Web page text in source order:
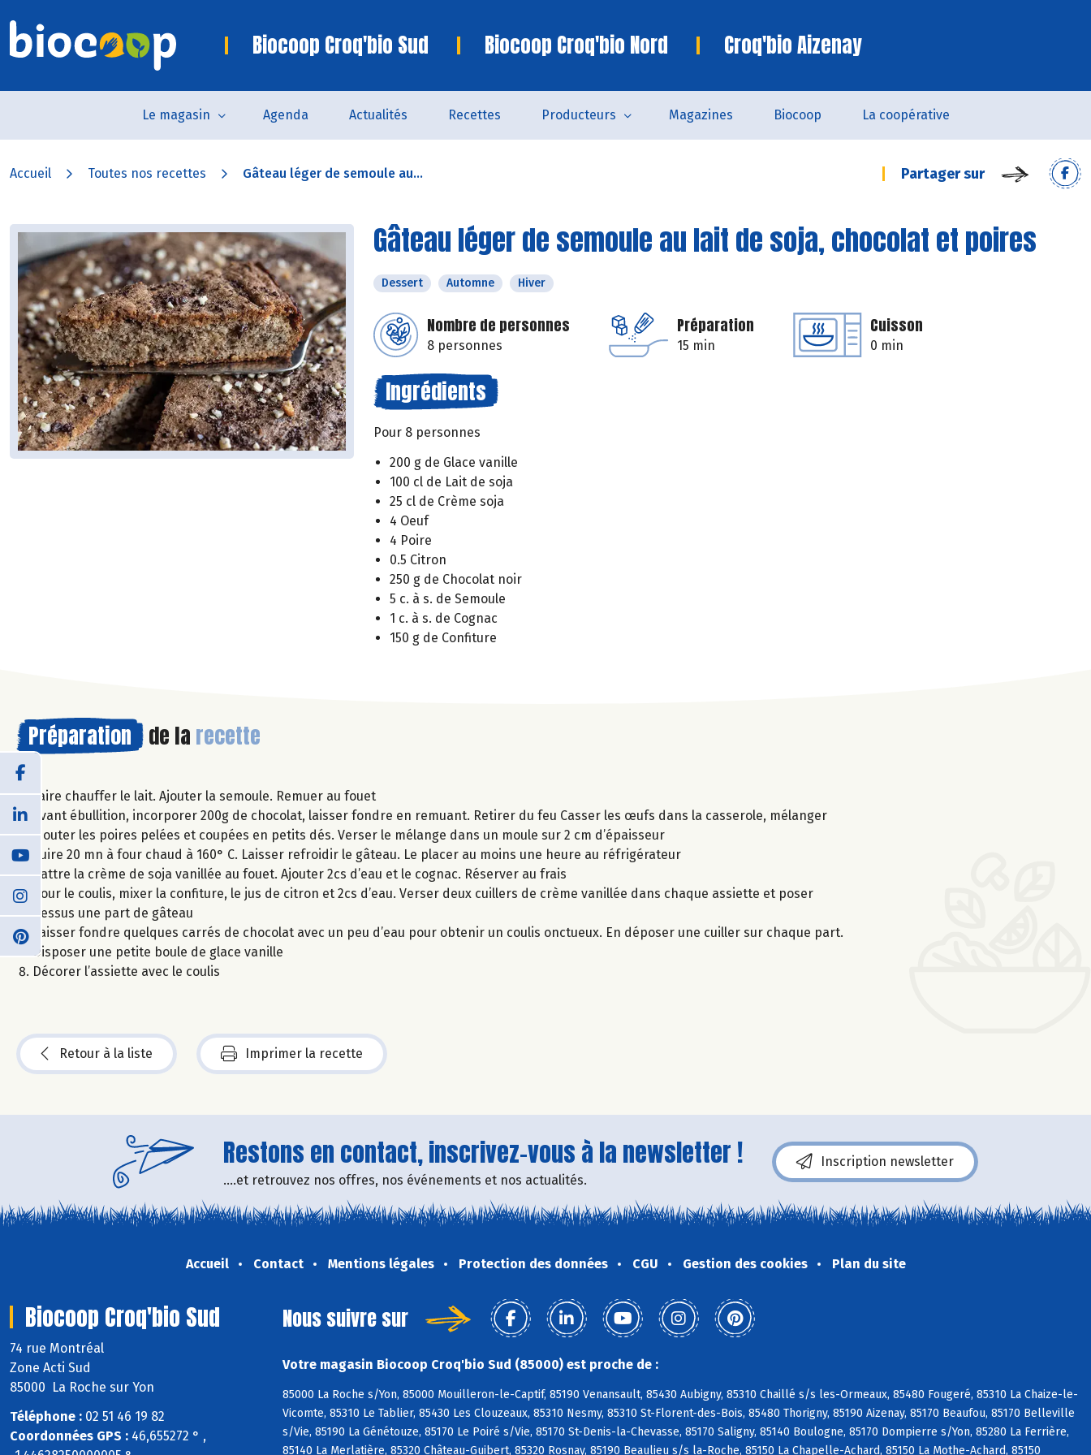
Biocoop Croq'bio Sud Biocoop Croq'bio Nord Croq'bio Aizenay
Le magasin Agenda Actualités Recettes Producteurs Magazines Biocoop La coopérative
Accueil Toutes nos recettes Gâteau léger de semoule au... Partager sur
Gâteau léger de semoule au lait de soja, chocolat et poires
Dessert Automne Hiver
Nombre de personnes
8 personnes
Préparation
15 min
Cuisson
0 min
Ingrédients
Pour 8 personnes
200 g de Glace vanille
100 cl de Lait de soja
25 cl de Crème soja
4 Oeuf
4 Poire
0.5 Citron
250 g de Chocolat noir
5 c. à s. de Semoule
1 c. à s. de Cognac
150 g de Confiture
Préparation de la recette
Faire chauffer le lait. Ajouter la semoule. Remuer au fouet
Avant ébullition, incorporer 200g de chocolat, laisser fondre en remuant. Retirer du feu Casser les œufs dans la casserole, mélanger
Ajouter les poires pelées et coupées en petits dés. Verser le mélange dans un moule sur 2 cm d’épaisseur
Cuire 20 mn à four chaud à 160° C. Laisser refroidir le gâteau. Le placer au moins une heure au réfrigérateur
Battre la crème de soja vanillée au fouet. Ajouter 2cs d’eau et le cognac. Réserver au frais
Pour le coulis, mixer la confiture, le jus de citron et 2cs d’eau. Verser deux cuillers de crème vanillée dans chaque assiette et poser
dessus une part de gâteau
Laisser fondre quelques carrés de chocolat avec un peu d’eau pour obtenir un coulis onctueux. En déposer une cuiller sur chaque part.
Disposer une petite boule de glace vanille
Décorer l’assiette avec le coulis
Retour à la liste Imprimer la recette
Restons en contact, inscrivez-vous à la newsletter !
....et retrouvez nos offres, nos événements et nos actualités.
Inscription newsletter
Accueil Contact Mentions légales Protection des données CGU Gestion des cookies Plan du site
Biocoop Croq'bio Sud
74 rue Montréal
Zone Acti Sud
85000 La Roche sur Yon
Téléphone : 02 51 46 19 82
Coordonnées GPS : 46,655272 ° ,
Nous suivre sur
Votre magasin Biocoop Croq'bio Sud (85000) est proche de :
85000 La Roche s/Yon, 85000 Mouilleron-le-Captif, 85190 Venansault, 85430 Aubigny, 85310 Chaillé s/s les-Ormeaux, 85480 Fougeré, 85310 La Chaize-le-
Vicomte, 85310 Le Tablier, 85430 Les Clouzeaux, 85310 Nesmy, 85310 St-Florent-des-Bois, 85480 Thorigny, 85190 Aizenay, 85170 Beaufou, 85170 Belleville
s/Vie, 85190 La Génétouze, 85170 Le Poiré s/Vie, 85170 St-Denis-la-Chevasse, 85170 Saligny, 85140 Boulogne, 85170 Dompierre s/Yon, 85280 La Ferrière,
85140 La Merlatière, 85320 Château-Guibert, 85320 Rosnay, 85190 Beaulieu s/s la-Roche, 85150 La Chapelle-Achard, 85150 La Mothe-Achard, 85150